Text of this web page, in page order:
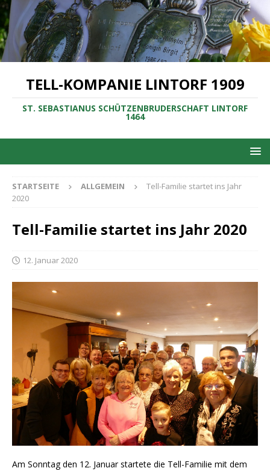
TELL-KOMPANIE LINTORF 1909
ST. SEBASTIANUS SCHÜTZENBRUDERSCHAFT LINTORF
1464
STARTSEITE ALLGEMEIN
Tell-Familie startet ins Jahr
2020
Tell-Familie startet ins Jahr 2020
12. Januar 2020
Am Sonntag den 12. Januar startete die Tell-Familie mit dem